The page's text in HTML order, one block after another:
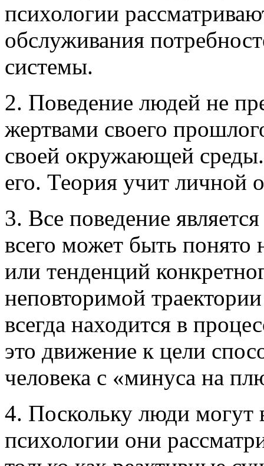
психологии
обслуживания
системы.
2. Поведение людей не
жертвами своего
своей окружающей
его. Теория учит личной
3. Все поведение
всего может быть понято
или тенденций
неповторимой
всегда находится в
это движение к цели
человека с «минуса на
4. Поскольку люди могут
психологии они